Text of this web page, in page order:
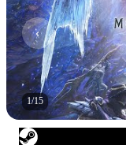
1/15